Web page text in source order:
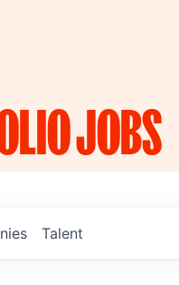
JOBS
Talent